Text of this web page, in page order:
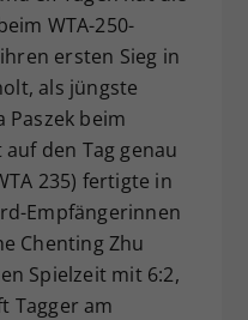
WTA-250-
ersten Sieg in
als jüngste
beim
den Tag genau
235) fertigte in
Empfängerinnen
Chenting Zhu
Spielzeit mit 6:2,
Tagger am
Ihre Consent-
anderem eine
ID, für die
Ihrer
dies eingestellt